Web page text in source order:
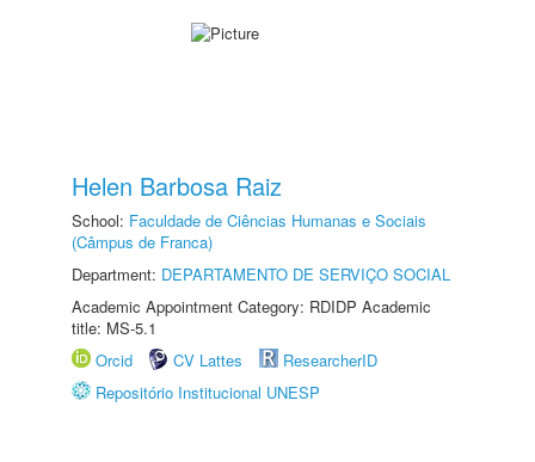
Helen Barbosa Raiz
School: Faculdade de Ciências Humanas e Sociais
(Câmpus de Franca)
Department: DEPARTAMENTO DE SERVIÇO SOCIAL
Academic Appointment Category: RDIDP Academic
title: MS-5.1
Orcid
CV Lattes
ResearcherID
Repositório Institucional UNESP